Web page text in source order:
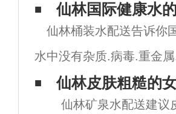
一样。虽然水没有味道，
调整方法不同，最终会
仙林国际健康水
仙林桶装水配送告诉你
水中没有杂质.病毒.重金
物。二.人体所需的矿物
的矿物质和微量元素是细
仙林皮肤粗糙的
仙林矿泉水配送建议